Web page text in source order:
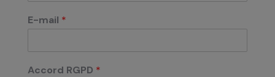
E-mail *
Accord RGPD *